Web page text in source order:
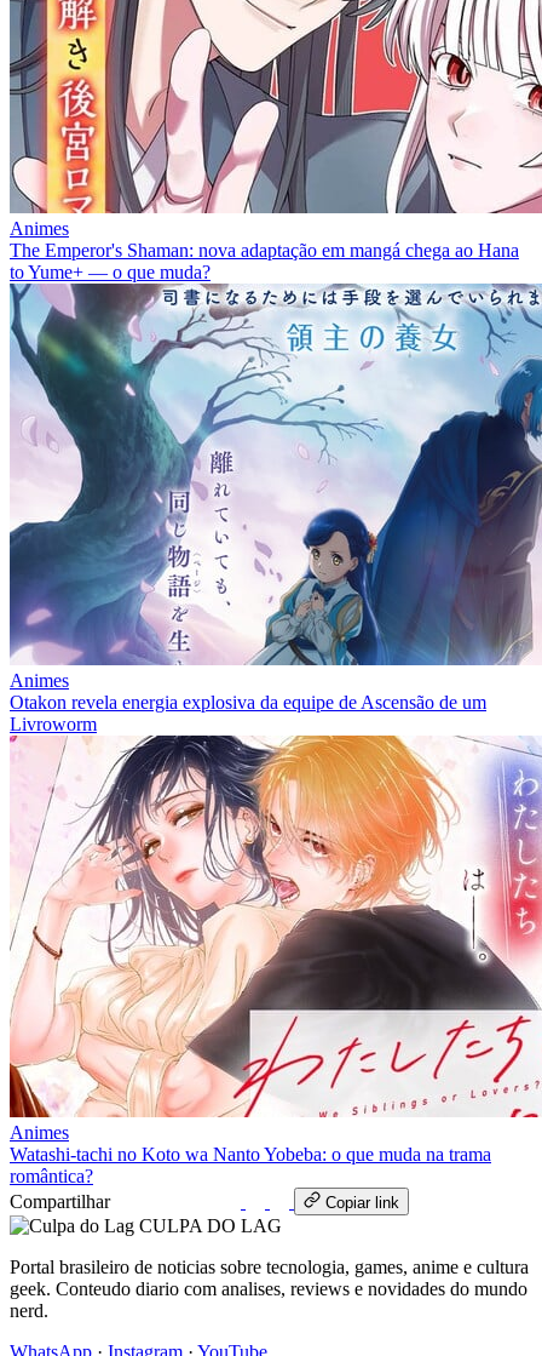
Animes
The Emperor's Shaman: nova adaptação em mangá chega ao Hana
to Yume+ — o que muda?
Animes
Otakon revela energia explosiva da equipe de Ascensão de um
Livroworm
Animes
Watashi-tachi no Koto wa Nanto Yobeba: o que muda na trama
romântica?
Compartilhar
Copiar link
CULPA DO LAG
Portal brasileiro de noticias sobre tecnologia, games, anime e cultura
geek. Conteudo diario com analises, reviews e novidades do mundo
nerd.